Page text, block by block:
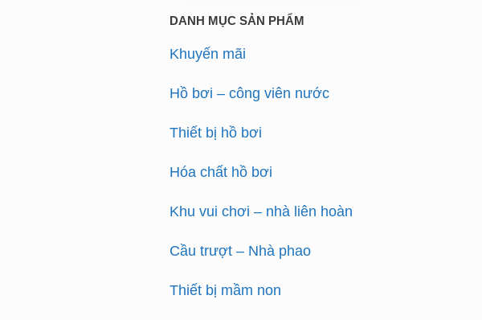
DANH MỤC SẢN PHẨM
Khuyến mãi
Hồ bơi – công viên nước
Thiết bị hồ bơi
Hóa chất hồ bơi
Khu vui chơi – nhà liên hoàn
Cầu trượt – Nhà phao
Thiết bị mầm non